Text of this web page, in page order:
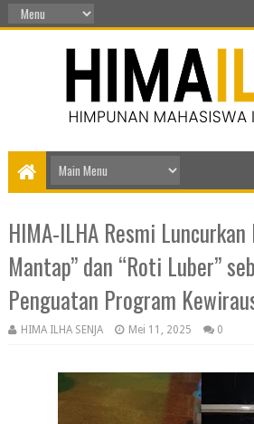
HIMA-ILHA Resmi Luncurkan
Mantap” dan “Roti Luber”
Penguatan Program
HIMA ILHA SENJA Mei 11, 2025 0